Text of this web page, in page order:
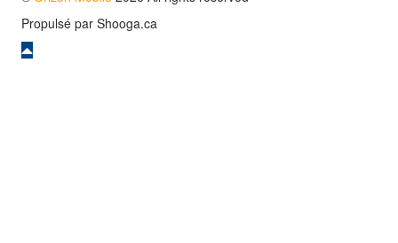
Propulsé par Shooga.ca